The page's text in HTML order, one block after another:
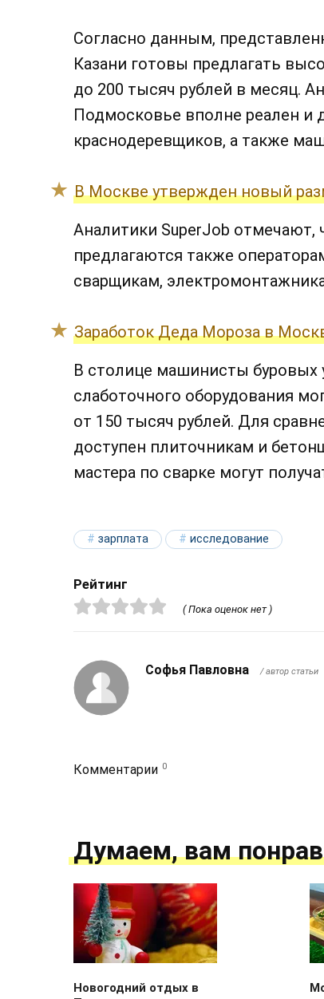
Согласно данным,
Казани готовы предлагать
до 200 тысяч рублей в месяц.
Подмосковье вполне реален и
краснодеревщиков, а также
В Москве утвержден новый
Аналитики SuperJob отмечают,
предлагаются также
сварщикам,
Заработок Деда Мороза в
В столице машинисты буровых
слаботочного оборудования
от 150 тысяч рублей. Для
доступен плиточникам и
мастера по сварке могут
зарплата исследование
Рейтинг
( Пока оценок нет )
Софья Павловна / автор статьи
Комментарии 0
Думаем, вам
Новогодний отдых в